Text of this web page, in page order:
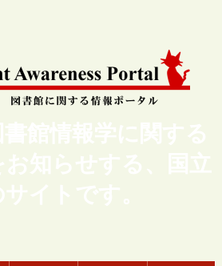
館情報学に関する
知らせする、国立
イトです。